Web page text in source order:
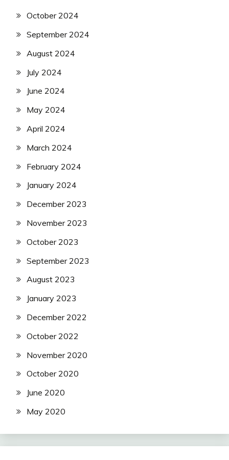
October 2024
September 2024
August 2024
July 2024
June 2024
May 2024
April 2024
March 2024
February 2024
January 2024
December 2023
November 2023
October 2023
September 2023
August 2023
January 2023
December 2022
October 2022
November 2020
October 2020
June 2020
May 2020